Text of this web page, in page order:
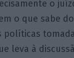
o
o que sabe
políticas
leva à